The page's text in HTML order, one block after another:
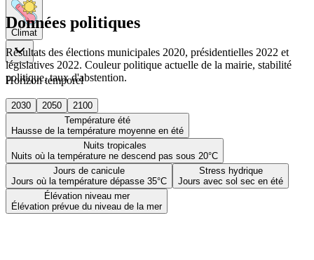
Climat
Horizon temporel
2030 2050
2100
Température été
Hausse de la température moyenne en été
Nuits tropicales
Nuits où la température ne descend pas sous 20°C
Jours de canicule
Jours où la température dépasse 35°C
Stress hydrique
Jours avec sol sec en été
Élévation niveau mer
Élévation prévue du niveau de la mer
Données politiques
Résultats des élections municipales 2020, présidentielles 2022 et
législatives 2022. Couleur politique actuelle de la mairie, stabilité
politique, taux d'abstention.